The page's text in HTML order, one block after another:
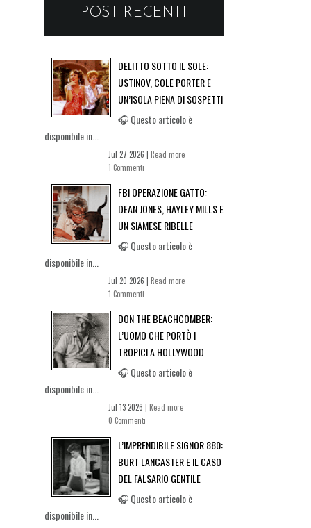
POST RECENTI
DELITTO SOTTO IL SOLE:
USTINOV, COLE PORTER E
UN’ISOLA PIENA DI SOSPETTI
🎧 Questo articolo è
disponibile in...
Jul 27 2026 | Read more
1 Commenti
FBI OPERAZIONE GATTO:
DEAN JONES, HAYLEY MILLS E
UN SIAMESE RIBELLE
🎧 Questo articolo è
disponibile in...
Jul 20 2026 | Read more
1 Commenti
DON THE BEACHCOMBER:
L’UOMO CHE PORTÒ I
TROPICI A HOLLYWOOD
🎧 Questo articolo è
disponibile in...
Jul 13 2026 | Read more
0 Commenti
L’IMPRENDIBILE SIGNOR 880:
BURT LANCASTER E IL CASO
DEL FALSARIO GENTILE
🎧 Questo articolo è
disponibile in...